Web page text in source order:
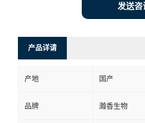
发送咨
产品详请
产地 国产
品牌 瀚香生物